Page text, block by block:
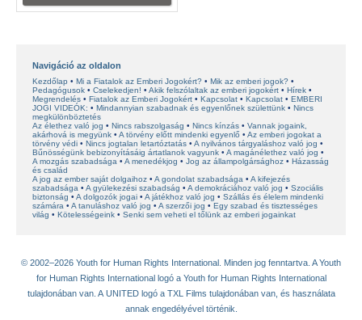
Navigáció az oldalon
Kezdőlap Mi a Fiatalok az Emberi Jogokért?
Mik az emberi jogok?
Pedagógusok
Cselekedjen! Akik felszólaltak az emberi jogokért
Hírek
Megrendelés
Fiatalok az Emberi Jogokért Kapcsolat Kapcsolat
EMBERI
JOGI VIDEÓK:
Mindannyian szabadnak és egyenlőnek születtünk
Nincs
megkülönböztetés
Az élethez való jog
Nincs rabszolgaság Nincs kínzás
Vannak jogaink,
akárhová is megyünk
A törvény előtt mindenki egyenlő
Az emberi jogokat a
törvény védi
Nincs jogtalan letartóztatás
A nyilvános tárgyaláshoz való jog
Bűnösségünk bebizonyításáig ártatlanok vagyunk
A magánélethez való jog
A mozgás szabadsága
A menedékjog Jog az állampolgársághoz
Házasság
és család
A jog az ember saját dolgaihoz
A gondolat szabadsága
A kifejezés
szabadsága
A gyülekezési szabadság A demokráciához való jog
Szociális
biztonság
A dolgozók jogai A játékhoz való jog
Szállás és élelem mindenki
számára
A tanuláshoz való jog A szerzői jog
Egy szabad és tisztességes
világ
Kötelességeink Senki sem veheti el tőlünk az emberi jogainkat
© 2002–2026 Youth for Human Rights International. Minden jog fenntartva. A Youth
for Human Rights International logó a Youth for Human Rights International
tulajdonában van. A UNITED logó a TXL Films tulajdonában van, és használata
annak engedélyével történik.